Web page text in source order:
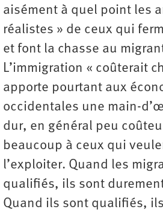
aisément à quel point les
réalistes » de ceux qui
et font la chasse au
L’immigration « coûterait
apporte pourtant aux
occidentales une main-
dur, en général peu
beaucoup à ceux qui
l’exploiter. Quand les
qualifiés, ils sont
Quand ils sont qualifiés,